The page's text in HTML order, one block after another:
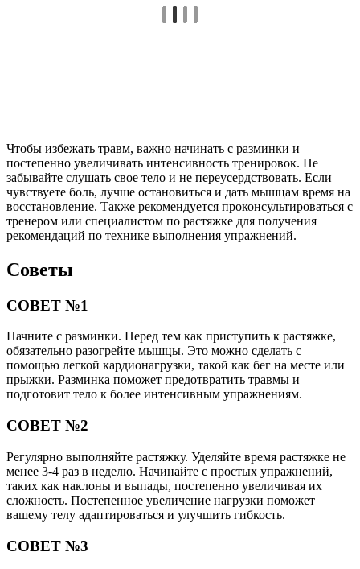
Чтобы избежать травм, важно начинать с разминки и
постепенно увеличивать интенсивность тренировок. Не
забывайте слушать свое тело и не переусердствовать. Если
чувствуете боль, лучше остановиться и дать мышцам время на
восстановление. Также рекомендуется проконсультироваться с
тренером или специалистом по растяжке для получения
рекомендаций по технике выполнения упражнений.
Советы
СОВЕТ №1
Начните с разминки. Перед тем как приступить к растяжке,
обязательно разогрейте мышцы. Это можно сделать с
помощью легкой кардионагрузки, такой как бег на месте или
прыжки. Разминка поможет предотвратить травмы и
подготовит тело к более интенсивным упражнениям.
СОВЕТ №2
Регулярно выполняйте растяжку. Уделяйте время растяжке не
менее 3-4 раз в неделю. Начинайте с простых упражнений,
таких как наклоны и выпады, постепенно увеличивая их
сложность. Постепенное увеличение нагрузки поможет
вашему телу адаптироваться и улучшить гибкость.
СОВЕТ №3